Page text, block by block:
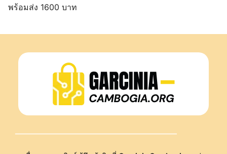
พร้อมส่ง 1600 บาท